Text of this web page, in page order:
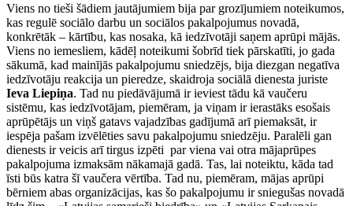
Viens no tieši šādiem jautājumiem bija par grozījumiem noteikumos,
kas regulē sociālo darbu un sociālos pakalpojumus novadā,
konkrētāk – kārtību, kas nosaka, kā iedzīvotāji saņem aprūpi mājās.
Viens no iemesliem, kādēļ noteikumi šobrīd tiek pārskatīti, jo gada
sākumā, kad mainījās pakalpojumu sniedzējs, bija diezgan negatīva
iedzīvotāju reakcija un pieredze, skaidroja sociālā dienesta juriste
Ieva Liepiņa. Tad nu piedāvājumā ir ieviest tādu kā vaučeru
sistēmu, kas iedzīvotājam, piemēram, ja viņam ir ierastāks esošais
aprūpētājs un viņš gatavs vajadzības gadījumā arī piemaksāt, ir
iespēja pašam izvēlēties savu pakalpojumu sniedzēju. Paralēli gan
dienests ir veicis arī tirgus izpēti par viena vai otra mājaprūpes
pakalpojuma izmaksām nākamajā gadā. Tas, lai noteiktu, kāda tad
īsti būs katra šī vaučera vērtība. Tad nu, piemēram, mājas aprūpi
bērniem abas organizācijas, kas šo pakalpojumu ir sniegušas novadā